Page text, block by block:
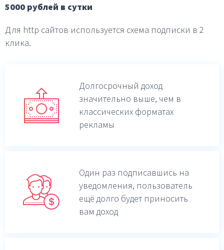
5000 рублей в сутки
Для http сайтов используется схема подписки в 2
клика.
Долгосрочный доход
значительно выше, чем в
классических форматах
рекламы
Один раз подписавшись на
уведомления, пользователь
ещё долго будет приносить
вам доход